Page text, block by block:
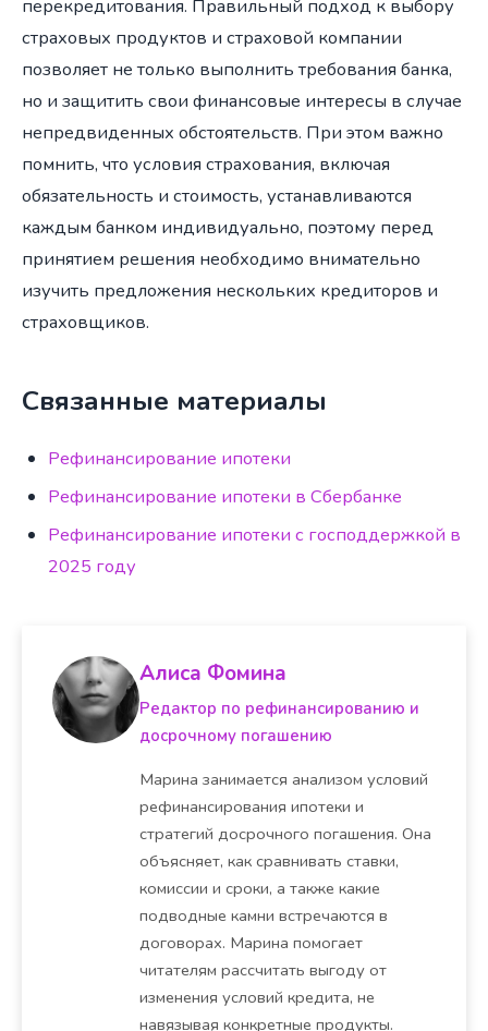
перекредитования. Правильный подход к выбору
страховых продуктов и страховой компании
позволяет не только выполнить требования банка,
но и защитить свои финансовые интересы в случае
непредвиденных обстоятельств. При этом важно
помнить, что условия страхования, включая
обязательность и стоимость, устанавливаются
каждым банком индивидуально, поэтому перед
принятием решения необходимо внимательно
изучить предложения нескольких кредиторов и
страховщиков.
Связанные материалы
Рефинансирование ипотеки
Рефинансирование ипотеки в Сбербанке
Рефинансирование ипотеки с господдержкой в
2025 году
Алиса Фомина
Редактор по рефинансированию и
досрочному погашению
Марина занимается анализом условий
рефинансирования ипотеки и
стратегий досрочного погашения. Она
объясняет, как сравнивать ставки,
комиссии и сроки, а также какие
подводные камни встречаются в
договорах. Марина помогает
читателям рассчитать выгоду от
изменения условий кредита, не
навязывая конкретные продукты.